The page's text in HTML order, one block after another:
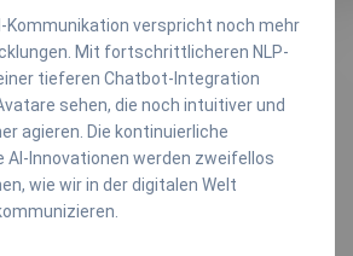
Kommunikation verspricht noch mehr
Mit fortschrittlicheren NLP-
tieferen Chatbot-Integration
sehen, die noch intuitiver und
agieren. Die kontinuierliche
AI-Innovationen werden zweifellos
wie wir in der digitalen Welt